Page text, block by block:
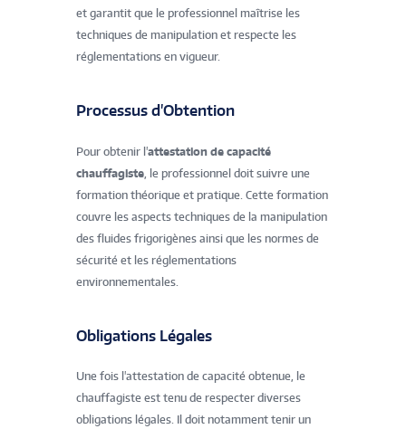
et garantit que le professionnel maîtrise les
techniques de manipulation et respecte les
réglementations en vigueur.
Processus d'Obtention
Pour obtenir l'attestation de capacité
chauffagiste , le professionnel doit suivre une
formation théorique et pratique. Cette formation
couvre les aspects techniques de la manipulation
des fluides frigorigènes ainsi que les normes de
sécurité et les réglementations
environnementales.
Obligations Légales
Une fois l'attestation de capacité obtenue, le
chauffagiste est tenu de respecter diverses
obligations légales. Il doit notamment tenir un